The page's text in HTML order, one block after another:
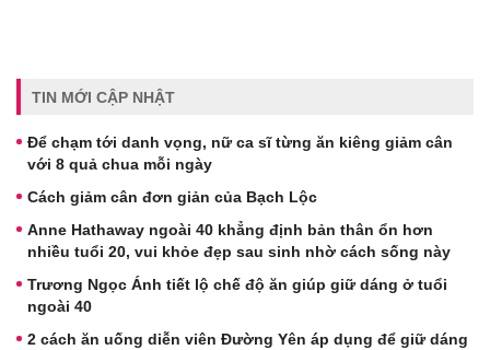
TIN MỚI CẬP NHẬT
Để chạm tới danh vọng, nữ ca sĩ từng ăn kiêng giảm cân
với 8 quả chua mỗi ngày
Cách giảm cân đơn giản của Bạch Lộc
Anne Hathaway ngoài 40 khẳng định bản thân ổn hơn
nhiều tuổi 20, vui khỏe đẹp sau sinh nhờ cách sống này
Trương Ngọc Ánh tiết lộ chế độ ăn giúp giữ dáng ở tuổi
ngoài 40
2 cách ăn uống diễn viên Đường Yên áp dụng để giữ dáng